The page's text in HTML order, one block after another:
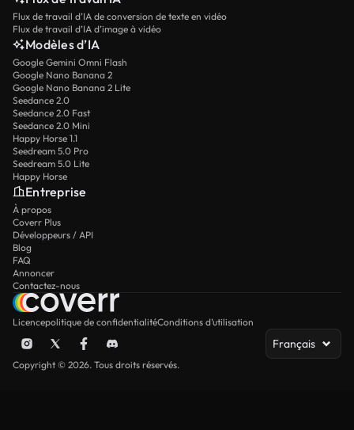
Flux de travail d’IA de conversion de texte en vidéo
Flux de travail d’IA d’image à vidéo
Modèles d’IA
Google Gemini Omni Flash
Google Nano Banana 2
Google Nano Banana 2 Lite
Seedance 2.0
Seedance 2.0 Fast
Seedance 2.0 Mini
Happy Horse 1.1
Seedream 5.0 Pro
Seedream 5.0 Lite
Happy Horse
Entreprise
À propos
Coverr Plus
Développeurs / API
Blog
FAQ
Annoncer
Contactez-nous
Licencepolitique de confidentialitéConditions d’utilisation
Français
Copyright © 2026. Tous droits réservés.